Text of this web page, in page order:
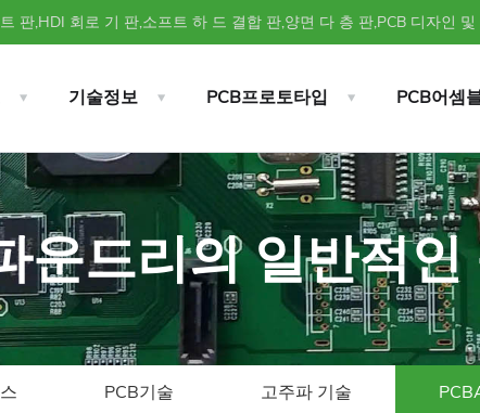
판,HDI 회로 기 판,소프트 하 드 결합 판,양면 다 층 판,PCB 디자인 및
기술정보 PCB프로토타입 PCB어셈
운드리의 일반적
PCB기술 고주파 기술